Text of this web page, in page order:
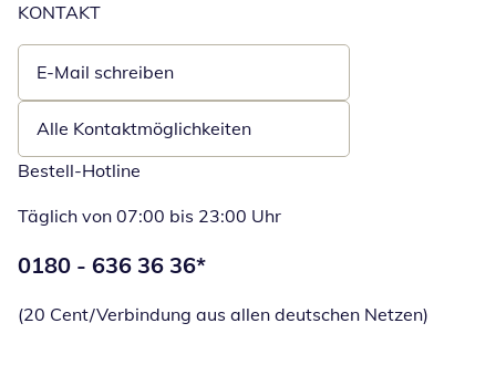
KONTAKT
E-Mail schreiben
Öffnet E-Mail-Client
Alle Kontaktmöglichkeiten
Bestell-Hotline
Täglich von 07:00 bis 23:00 Uhr
Telefonnummer:
0180 - 636 36 36*
(20 Cent/Verbindung aus allen deutschen Netzen)